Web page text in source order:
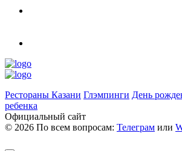
Рестораны Казани Глэмпинги День
ребенка
Официальный сайт
© 2026 По всем вопросам: Телеграм или